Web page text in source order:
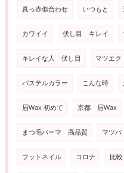
真っ赤似合わせ いつもと
カワイイ 伏し目 キレイ
キレイな人 伏し目 マツエ
パステルカラー こんな時
眉Wax 初めて 京都 眉Wax
まつ毛パーマ 高品質 マツ
フットネイル コロナ 比較